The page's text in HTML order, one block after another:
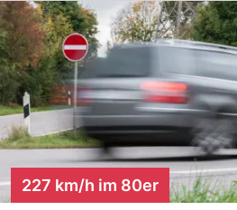
227 km/h im 80er